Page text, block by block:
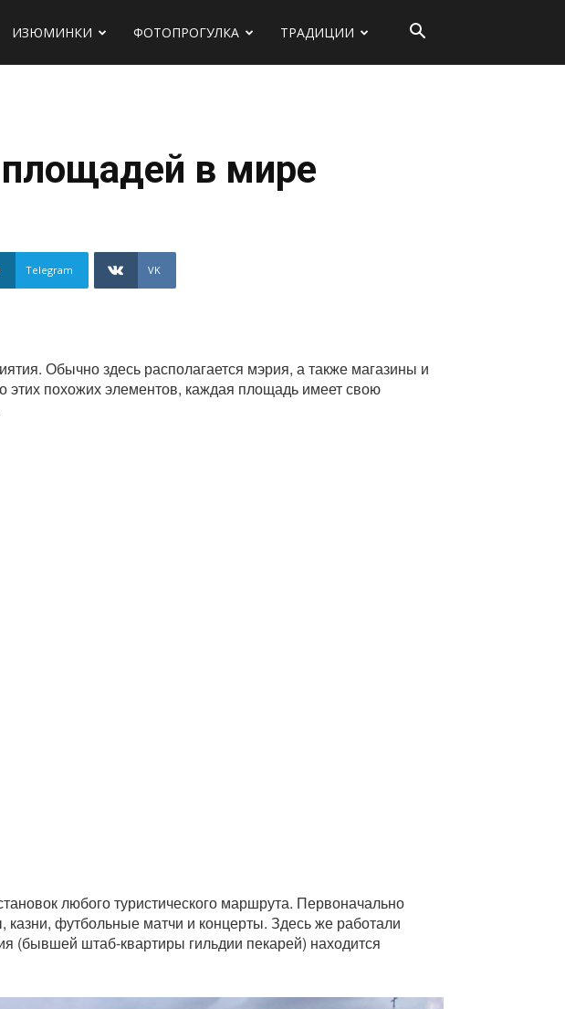
ИЗЮМИНКИ ФОТОПРОГУЛКА ТРАДИЦИИ
в мире
Telegram VK
Обычно здесь располагается мэрия, а также магазины и
похожих элементов, каждая площадь имеет свою
любого туристического маршрута. Первоначально
футбольные матчи и концерты. Здесь же работали
(бывшей штаб-квартиры гильдии пекарей) находится